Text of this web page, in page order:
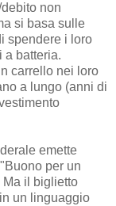
non
si basa sulle
spendere i loro
a batteria.
carrello nei loro
a lungo (anni di
emette
per un
Ma il biglietto
un linguaggio